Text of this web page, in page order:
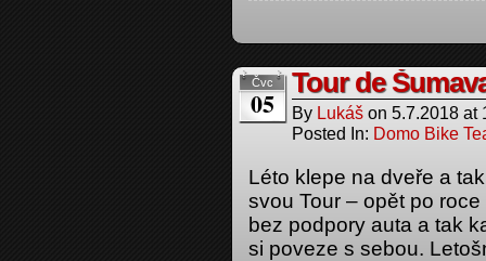
Čvc
05
Tour de
By Lukáš on 5.7.2018 at
Posted In: Domo Bike
Léto klepe na dveře a
svou Tour – opět po
bez podpory auta a tak
si poveze s sebou.